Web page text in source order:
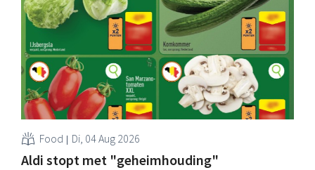
Food Di, 04 Aug 2026
Aldi stopt met "geheimhouding"